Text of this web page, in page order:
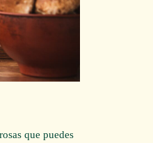
que puedes